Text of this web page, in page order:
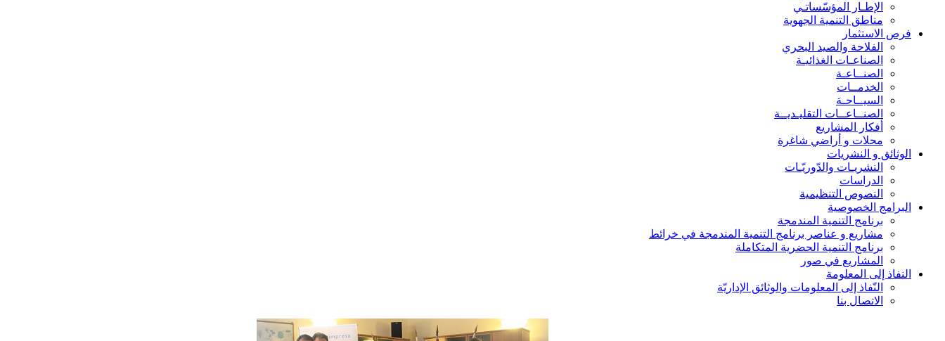
الإطـار المؤسّساتـي
مناطق التنمية الجهوية
فرص الاستثمار
الفلاحة والصيد البحري
الصناعـات الغذائيـة
الصنــاعـة
الخدمــات
السيــاحـة
الصنــاعــات التقليـديــة
أفكار المشاريع
محلات و أراضي شاغرة
الوثائق و النشريات
النشريـات والدّوريّـات
الدراسات
النصوص التنظيمية
البرامج الخصوصية
برنامج التنمية المندمجة
مشاريع و عناصر برنامج التنمية المندمجة في خرائط
برنامج التنمية الحضرية المتكاملة
المشاريع في صور
النفاذ إلى المعلومة
النّفاذ إلى المعلومات والوثائق الإداريّة
الاتصال بنا